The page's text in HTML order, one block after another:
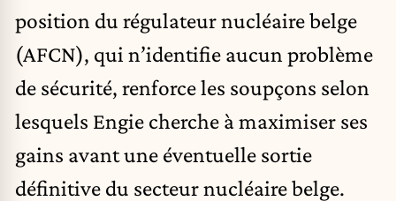
position du régulateur nucléaire belge
(AFCN), qui n’identifie aucun problème
de sécurité, renforce les soupçons selon
lesquels Engie cherche à maximiser ses
gains avant une éventuelle sortie
définitive du secteur nucléaire belge.